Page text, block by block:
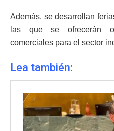
Además, se desarrollan
las que se ofrecerán
comerciales para el sector
Lea también: